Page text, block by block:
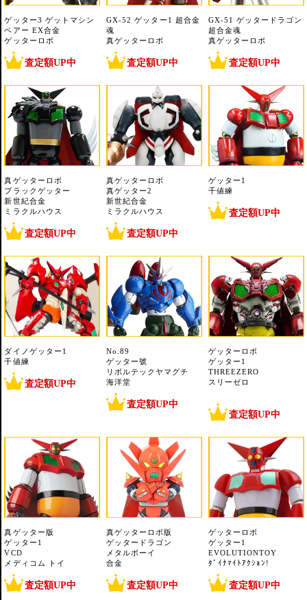
ゲッター3 ゲットマシン
ベアー EX合金
ゲッターロボ
査定額UP中
GX-52 ゲッター1 超合金
魂
真ゲッターロボ
査定額UP中
GX-51 ゲッタードラゴン
超合金魂
真ゲッターロボ
査定額UP中
真ゲッターロボ
ブラックゲッター
新世紀合金
ミラクルハウス
査定額UP中
真ゲッターロボ
真ゲッター2
新世紀合金
ミラクルハウス
査定額UP中
ゲッター1
千値練
査定額UP中
ダイノゲッター1
千値練
査定額UP中
No.89
ゲッター號
リボルテックヤマグチ
海洋堂
査定額UP中
ゲッターロボ
ゲッター1
THREEZERO
スリーゼロ
査定額UP中
真ゲッター版
ゲッター1
VCD
メディコム トイ
査定額UP中
真ゲッターロボ版
ゲッタードラゴン
メタルボーイ
合金
査定額UP中
ゲッターロボ
ゲッター1
EVOLUTIONTOY
ﾀﾞｲﾅﾏｲﾄｱｸｼｮﾝ!
査定額UP中